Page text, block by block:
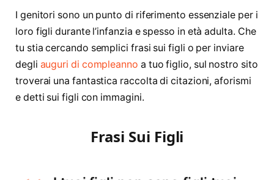
I genitori sono un punto di riferimento essenziale per i
loro figli durante l’infanzia e spesso in età adulta. Che
tu stia cercando semplici frasi sui figli o per inviare
degli auguri di compleanno a tuo figlio, sul nostro sito
troverai una fantastica raccolta di citazioni, aforismi
e detti sui figli con immagini.
Frasi Sui Figli